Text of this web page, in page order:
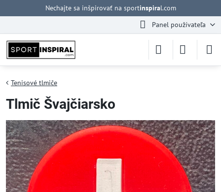
Nechajte sa inšpirovať na sportinspiral.com
Panel používateľa
Tenisové tlmiče
Tlmič Švajčiarsko